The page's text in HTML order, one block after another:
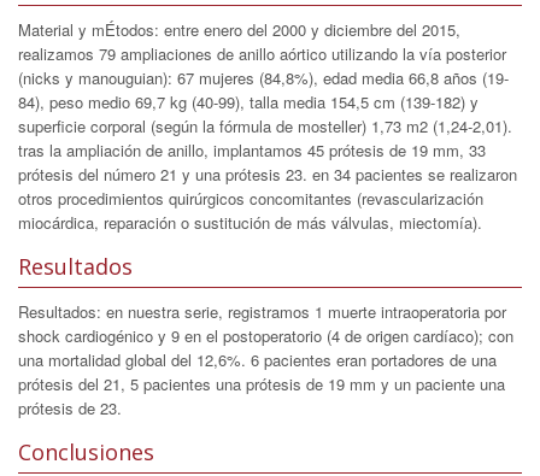
Material y mÉtodos: entre enero del 2000 y diciembre del 2015,
realizamos 79 ampliaciones de anillo aórtico utilizando la vía posterior
(nicks y manouguian): 67 mujeres (84,8%), edad media 66,8 años (19-
84), peso medio 69,7 kg (40-99), talla media 154,5 cm (139-182) y
superficie corporal (según la fórmula de mosteller) 1,73 m2 (1,24-2,01).
tras la ampliación de anillo, implantamos 45 prótesis de 19 mm, 33
prótesis del número 21 y una prótesis 23. en 34 pacientes se realizaron
otros procedimientos quirúrgicos concomitantes (revascularización
miocárdica, reparación o sustitución de más válvulas, miectomía).
Resultados
Resultados: en nuestra serie, registramos 1 muerte intraoperatoria por
shock cardiogénico y 9 en el postoperatorio (4 de origen cardíaco); con
una mortalidad global del 12,6%. 6 pacientes eran portadores de una
prótesis del 21, 5 pacientes una prótesis de 19 mm y un paciente una
prótesis de 23.
Conclusiones